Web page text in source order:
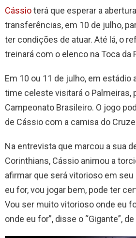
Cássioterá que esperar a
transferências, em 10 de julho,
ter condições de atuar. Até lá, o
treinará com o elenco na Toca da
Em 10 ou 11 de julho, em estádio
time celeste visitará o Palmeiras,
Campeonato Brasileiro. O jogo
de Cássio com a camisa do
Na entrevista que marcou a sua
Corinthians, Cássio animou a
afirmar que será vitorioso em seu
eu for, vou jogar bem, pode ter
Vou ser muito vitorioso onde eu
onde eu for”, disse o “Gigante”,